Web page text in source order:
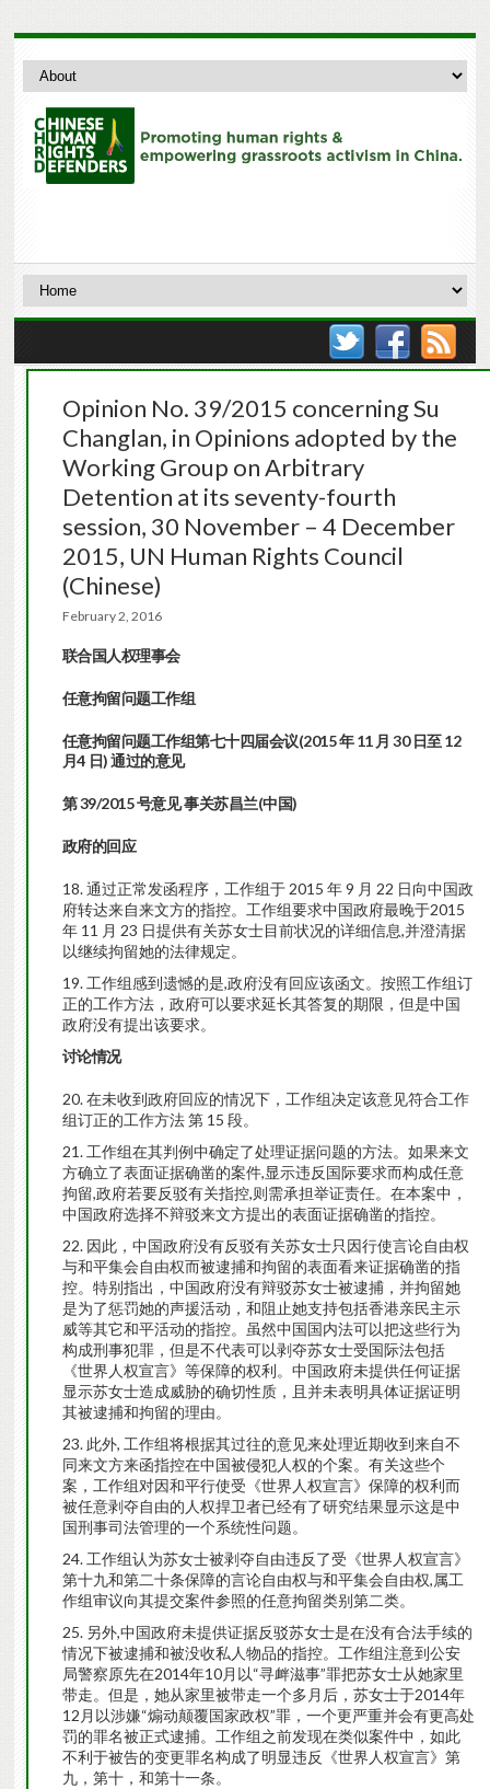
Opinion No. 39/2015 concerning Su
Changlan, in Opinions adopted by the
Working Group on Arbitrary
Detention at its seventy-fourth
session, 30 November – 4 December
2015, UN Human Rights Council
(Chinese)
February 2, 2016
联合国人权理事会
任意拘留问题工作组
任意拘留问题工作组第七十四届会议(2015年11 月30日至 12
月4 日)通过的意见
第39/2015号意见事关苏昌兰(中国)
政府的回应
通过正常发函程序，工作组于 2015 年 9 月 22 日向中国政
府转达来自来文方的指控。工作组要求中国政府最晚于2015
年 11 月 23 日提供有关苏女士目前状况的详细信息,并澄清据
以继续拘留她的法律规定。
工作组感到遗憾的是,政府没有回应该函文。按照工作组订
正的工作方法，政府可以要求延长其答复的期限，但是中国
政府没有提出该要求。
讨论情况
在未收到政府回应的情况下，工作组决定该意见符合工作
组订正的工作方法 第 15 段。
工作组在其判例中确定了处理证据问题的方法。如果来文
方确立了表面证据确凿的案件,显示违反国际要求而构成任意
拘留,政府若要反驳有关指控,则需承担举证责任。在本案中，
中国政府选择不辩驳来文方提出的表面证据确凿的指控。
因此，中国政府没有反驳有关苏女士只因行使言论自由权
与和平集会自由权而被逮捕和拘留的表面看来证据确凿的指
控。特别指出，中国政府没有辩驳苏女士被逮捕，并拘留她
是为了惩罚她的声援活动，和阻止她支持包括香港亲民主示
威等其它和平活动的指控。虽然中国国内法可以把这些行为
构成刑事犯罪，但是不代表可以剥夺苏女士受国际法包括
《世界人权宣言》等保障的权利。中国政府未提供任何证据
显示苏女士造成威胁的确切性质，且并未表明具体证据证明
其被逮捕和拘留的理由。
此外, 工作组将根据其过往的意见来处理近期收到来自不
同来文方来函指控在中国被侵犯人权的个案。有关这些个
案，工作组对因和平行使受《世界人权宣言》保障的权利而
被任意剥夺自由的人权捍卫者已经有了研究结果显示这是中
国刑事司法管理的一个系统性问题。
工作组认为苏女士被剥夺自由违反了受《世界人权宣言》
第十九和第二十条保障的言论自由权与和平集会自由权,属工
作组审议向其提交案件参照的任意拘留类别第二类。
另外,中国政府未提供证据反驳苏女士是在没有合法手续的
情况下被逮捕和被没收私人物品的指控。工作组注意到公安
局警察原先在2014年10月以“寻衅滋事”罪把苏女士从她家里
带走。但是，她从家里被带走一个多月后，苏女士于2014年
12月以涉嫌“煽动颠覆国家政权”罪，一个更严重并会有更高处
罚的罪名被正式逮捕。工作组之前发现在类似案件中，如此
不利于被告的变更罪名构成了明显违反《世界人权宣言》第
九，第十，和第十一条。